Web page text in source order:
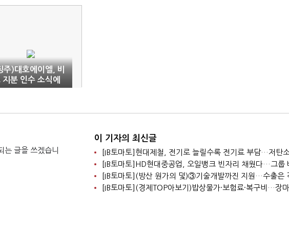
주)대호에이엘, 비
지분 인수 소식에
는 글을 쓰겠습니
이 기자의 최신글